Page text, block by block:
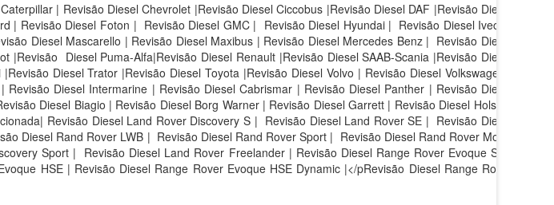
| Revisão Diesel Chevrolet |Revisão Diesel Ciccobus |Revisão Diesel DAF |Revisão Diesel
| Revisão Diesel Foton | Revisão Diesel GMC | Revisão Diesel Hyundai | Revisão Diesel Iveco |
Diesel Mascarello | Revisão Diesel Maxibus | Revisão Diesel Mercedes Benz | Revisão Diesel
Diesel Puma-Alfa|Revisão Diesel Renault |Revisão Diesel SAAB-Scania |Revisão Diesel
Diesel Trator |Revisão Diesel Toyota |Revisão Diesel Volvo | Revisão Diesel Volkswagen |
Diesel Intermarine | Revisão Diesel Cabrismar | Revisão Diesel Panther | Revisão Diesel
Diesel Biagio | Revisão Diesel Borg Warner | Revisão Diesel Garrett | Revisão Diesel Holset |
Revisão Diesel Land Rover Discovery S | Revisão Diesel Land Rover SE | Revisão Diesel
Diesel Rand Rover LWB | Revisão Diesel Rand Rover Sport | Revisão Diesel Rand Rover Motor
Sport |
Revisão Diesel Land Rover Freelander | Revisão Diesel Range Rover Evoque SE |
HSE | Revisão Diesel Range Rover Evoque HSE Dynamic |</pRevisão Diesel Range Rover